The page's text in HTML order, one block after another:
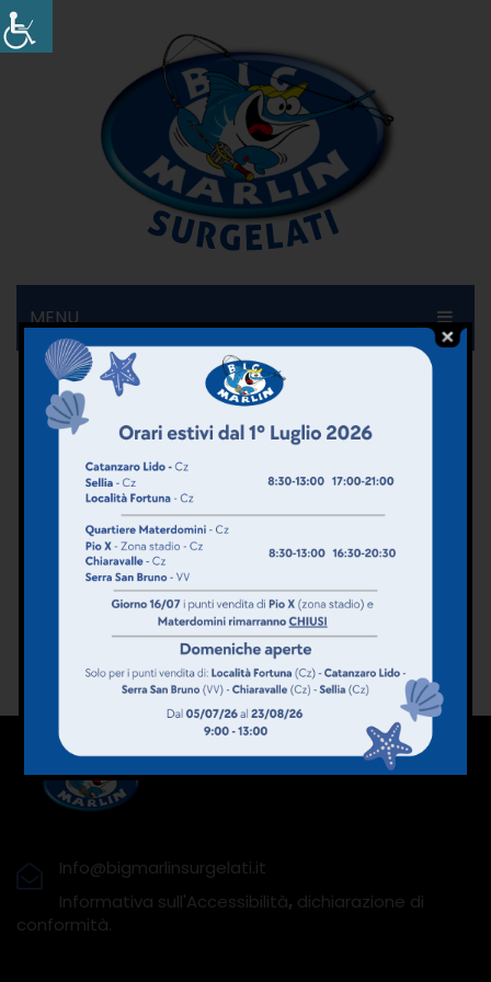
MENU
HOME
SHOP ONLINE
AZIENDA
OFFERTE
FRANCHISING
PUNTI VENDITA
CONTATTI
Shop
Home Shop
Info@bigmarlinsurgelati.it
Informativa sull'Accessibilità, dichiarazione di
conformità.